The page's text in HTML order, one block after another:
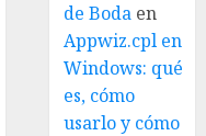
de Boda en
Appwiz.cpl en
Windows: qué
es, cómo
usarlo y cómo